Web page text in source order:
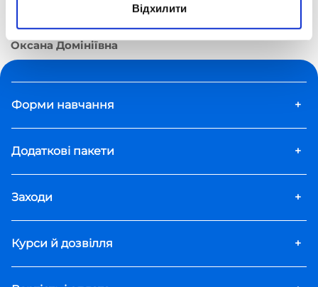
Відхилити
Дистанційна школа «Оптіма»
Вчителі
Оксана Домініївна
Форми навчання +
Додаткові пакети +
Заходи +
Курси й дозвілля +